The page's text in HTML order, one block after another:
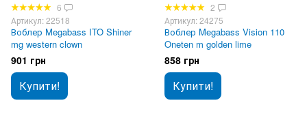
6
Артикул: 22518
Воблер Megabass ITO Shiner
mg western clown
901 грн
Купити!
2
Артикул: 24275
Воблер Megabass Vision 110
Oneten m golden lime
858 грн
Купити!